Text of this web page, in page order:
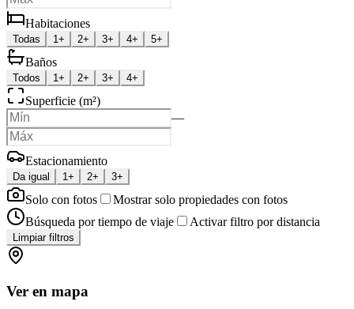
Habitaciones
Todas 1+ 2+ 3+ 4+ 5+
Baños
Todos 1+ 2+ 3+ 4+
Superficie (m²)
—
Estacionamiento
Da igual 1+ 2+ 3+
Solo con fotos
Mostrar solo propiedades con fotos
Búsqueda por tiempo de viaje
Activar filtro por distancia
Limpiar filtros
Ver en mapa